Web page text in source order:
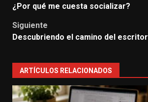
¿Por qué me cuesta socializar?
Siguiente
Descubriendo el camino del escritor
ARTÍCULOS RELACIONADOS